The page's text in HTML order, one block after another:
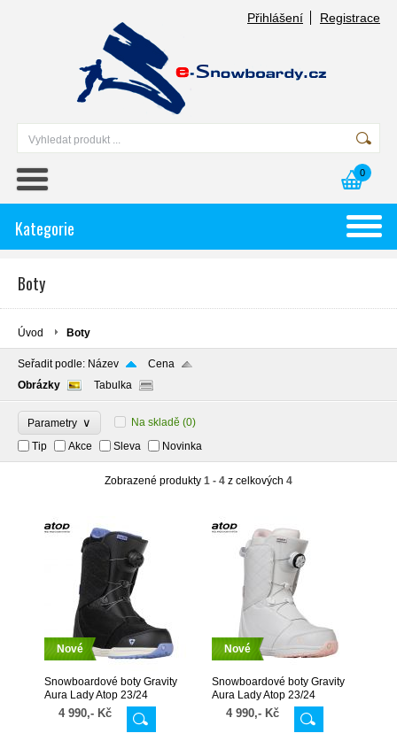
Přihlášení Registrace
0
Kategorie
Boty
Úvod Boty
Seřadit podle: Název
Cena
Obrázky
Tabulka
Parametry ∨ Na skladě (0)
Tip
Akce Sleva Novinka
Zobrazené produkty 1 - 4 z celkových 4
Nové
Snowboardové boty Gravity
Aura Lady Atop 23/24
Black/Lavender
4 990,- Kč
Nové
Snowboardové boty Gravity
Aura Lady Atop 23/24
White/Pale Pink
4 990,- Kč